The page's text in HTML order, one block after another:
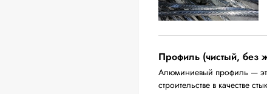
Профиль (чистый, без
Алюминиевый профиль —
строительстве в качестве